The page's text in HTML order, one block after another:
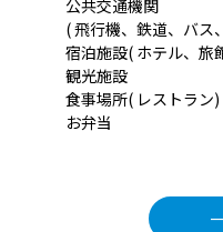
公共交通機関
( 飛行機、鉄道、バス
宿泊施設( ホテル、旅
観光施設
食事場所( レストラン)
お弁当